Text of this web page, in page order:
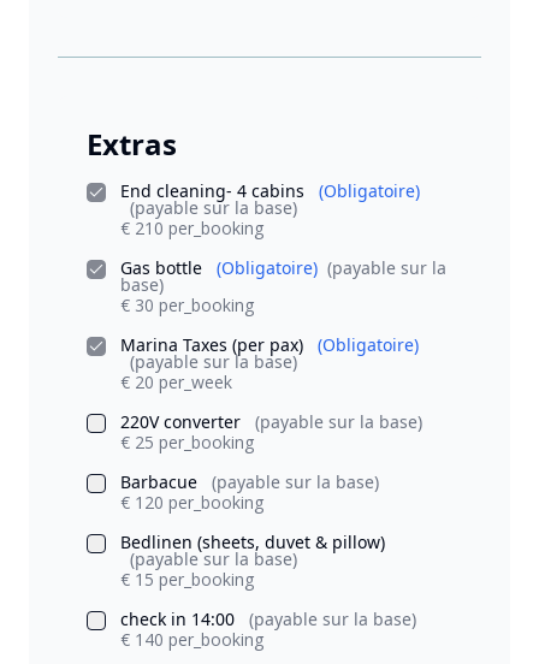
Extras
End cleaning- 4 cabins (Obligatoire)
(payable sur la base)
€ 210 per_booking
Gas bottle
(Obligatoire) (payable sur la
base)
€ 30 per_booking
Marina Taxes (per pax)
(Obligatoire)
(payable sur la base)
€ 20 per_week
220V converter
(payable sur la base)
€ 25 per_booking
Barbacue
(payable sur la base)
€ 120 per_booking
Bedlinen (sheets, duvet & pillow)
(payable sur la base)
€ 15 per_booking
check in 14:00
(payable sur la base)
€ 140 per_booking